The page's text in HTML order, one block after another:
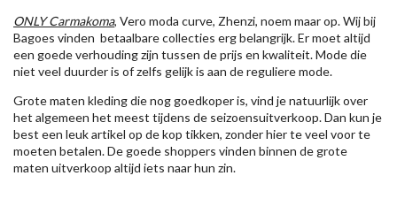
ONLY Carmakoma, Vero moda curve, Zhenzi, noem maar op. Wij bij
Bagoes vinden betaalbare collecties erg belangrijk. Er moet altijd
een goede verhouding zijn tussen de prijs en kwaliteit. Mode die
niet veel duurder is of zelfs gelijk is aan de reguliere mode.
Grote maten kleding die nog goedkoper is, vind je natuurlijk over
het algemeen het meest tijdens de seizoensuitverkoop. Dan kun je
best een leuk artikel op de kop tikken, zonder hier te veel voor te
moeten betalen. De goede shoppers vinden binnen de grote
maten uitverkoop altijd iets naar hun zin.